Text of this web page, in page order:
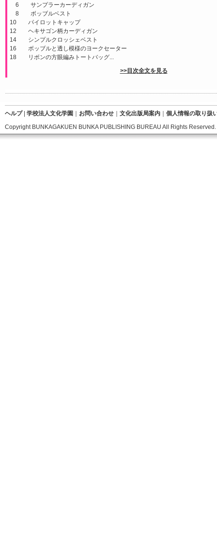
6 サンプラーカーディガン
8 ボッブルベスト
10 パイロットキャップ
12 ヘキサゴン柄カーディガン
14 シンプルクロッシェベスト
16 ボッブルと透し模様のヨークセーター
18 リボンの方眼編みトートバッグ...
>>目次全文を見る
ヘルプ| 学校法人文化学園 お問い合わせ 文化出版局案内
個人情報の取り扱
Copyright BUNKAGAKUEN BUNKA PUBLISHING BUREAU All Rights Reserved.